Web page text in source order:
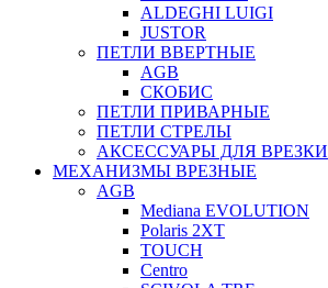
ALDEGHI LUIGI
JUSTOR
ПЕТЛИ ВВЕРТНЫЕ
AGB
СКОБИС
ПЕТЛИ ПРИВАРНЫЕ
ПЕТЛИ СТРЕЛЫ
АКСЕССУАРЫ ДЛЯ ВРЕЗКИ
МЕХАНИЗМЫ ВРЕЗНЫЕ
AGB
Mediana EVOLUTION
Polaris 2XT
TOUCH
Centro